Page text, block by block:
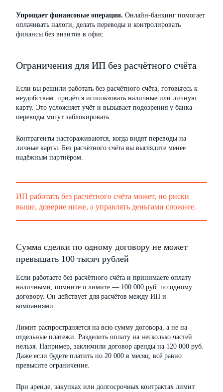
Упрощает финансовые операции. Онлайн-банкинг помогает
оплачивать налоги, делать переводы и контролировать
финансы без визитов в офис.
Ограничения для ИП без расчётного счёта
Если вы решили работать без расчётного счёта, готовьтесь к
неудобствам: придётся использовать наличные или личную
карту. Это усложняет учёт и вызывает подозрения у банка —
переводы могут заблокировать.
Контрагенты настораживаются, когда видят переводы на
личные карты. Без расчётного счёта вы выглядите менее
надёжным партнёром.
ИП работать без расчётного счёта может, но риски
выше, доверие ниже, а управлять деньгами сложнее.
Сумма сделки по одному договору не может
превышать 100 тысяч рублей
Если работаете без расчётного счёта и принимаете оплату
наличными, помните о лимите — 100 000 руб. по одному
договору. Он действует для расчётов между ИП и
компаниями.
Лимит распространяется на всю сумму договора, а не на
отдельные платежи. Разделить оплату на несколько частей
нельзя. Например, заключили договор аренды на 120 000 руб.
Даже если будете платить по 20 000 в месяц, всё равно
превысите ограничение.
При аренде, закупках или долгосрочных контрактах лимит